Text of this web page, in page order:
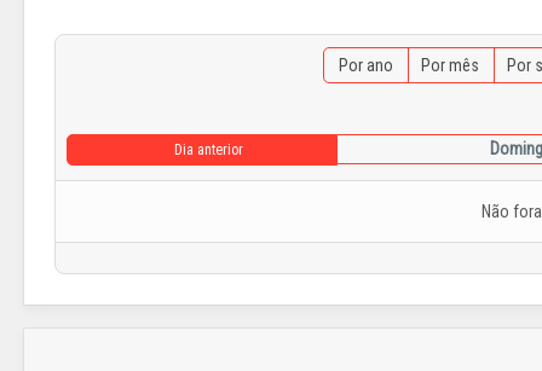
Por ano Por mês Por
Dia anterior
Não